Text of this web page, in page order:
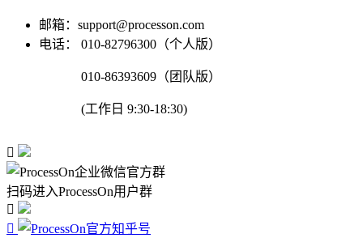
邮箱：support@processon.com
电话：
010-82796300（个人版）
010-86393609（团队版）
(工作日 9:30-18:30)

扫码进入ProcessOn用户群

